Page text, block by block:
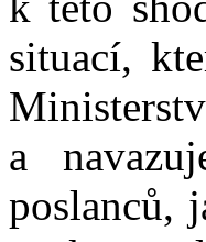
situací,
a
poslanců,